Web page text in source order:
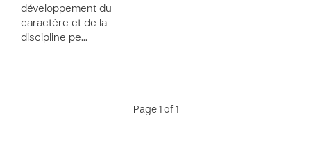
développement du
caractère et de la
discipline pe…
Page 1 of 1